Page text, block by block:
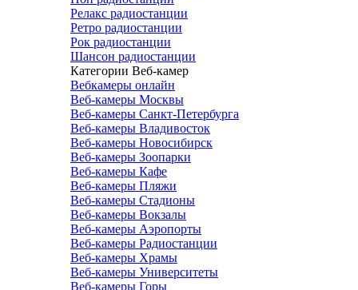
Релакс радиостанции
Ретро радиостанции
Рок радиостанции
Шансон радиостанции
Категории Веб-камер
Вебкамеры онлайн
Веб-камеры Москвы
Веб-камеры Санкт-Петербурга
Веб-камеры Владивосток
Веб-камеры Новосибирск
Веб-камеры Зоопарки
Веб-камеры Кафе
Веб-камеры Пляжи
Веб-камеры Стадионы
Веб-камеры Вокзалы
Веб-камеры Аэропорты
Веб-камеры Радиостанции
Веб-камеры Храмы
Веб-камеры Университеты
Веб-камеры Горы